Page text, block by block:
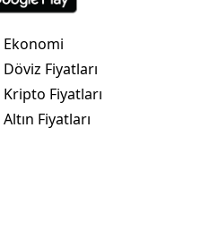
Ekonomi
Döviz Fiyatları
Kripto Fiyatları
Altın Fiyatları